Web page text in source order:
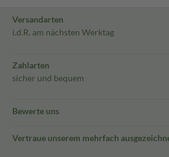
Versandarten
i.d.R. am nächsten Werktag
Zahlarten
sicher und bequem
Bewerte uns
Vertraue unserem mehrfach